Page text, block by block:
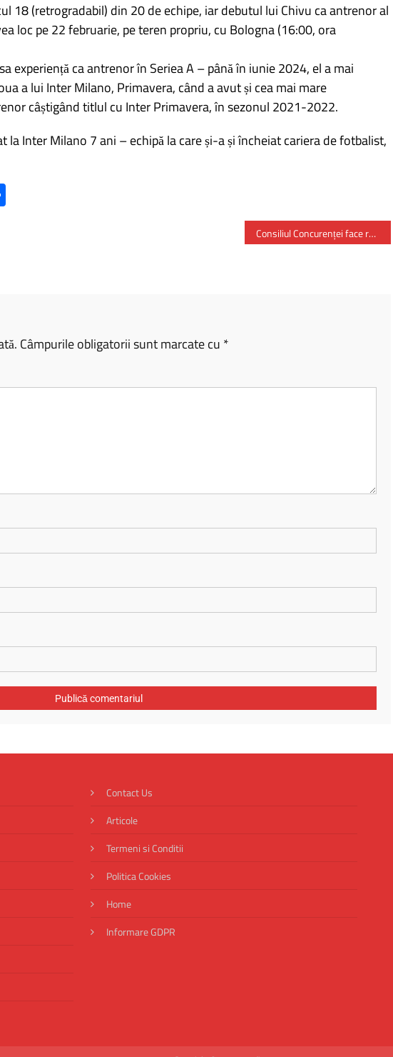
18 (retrogradabil) din 20 de echipe, iar debutul lui Chivu ca antrenor al
loc pe 22 februarie, pe teren propriu, cu Bologna (16:00, ora
experiență ca antrenor în Seriea A – până în iunie 2024, el a mai
a lui Inter Milano, Primavera, când a avut și cea mai mare
câștigând titlul cu Inter Primavera, în sezonul 2021-2022.
la Inter Milano 7 ani – echipă la care și-a și încheiat cariera de fotbalist,
P
Consiliul Concurenței face recomandări pentru eficientizarea programului Start-up Nation
Câmpurile obligatorii sunt marcate cu *
Contact Us
Articole
Termeni si Conditii
Politica Cookies
Home
Informare GDPR